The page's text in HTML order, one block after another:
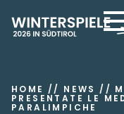
HOME // NEWS //
PRESENTATE LE
PARALIMPICHE